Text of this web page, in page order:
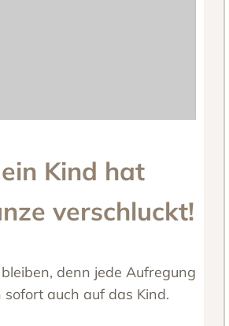
Kind hat
verschluckt!
denn jede Aufregung
auch auf das Kind.